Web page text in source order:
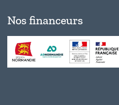
Nos financeurs